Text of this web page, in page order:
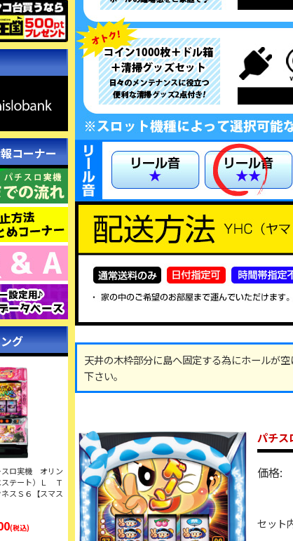
天井の木枠部分に島へ固定する為にホールが
下さい。
パチ
価格:
セット
コーナー
グ
スロ実機 オリン
ステート）Ｌ Ｔ
スＳ６【スマス
(税込)